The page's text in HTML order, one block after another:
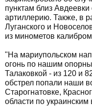
пунктам близ
артиллерию. Также, в
Луганского и
из минометов
"На мариупольском
огонь по нашим
Талаковкой - из 120 и
обстрел попали наши
Старогнатовке,
области по